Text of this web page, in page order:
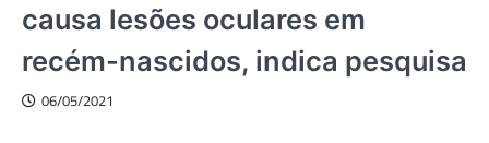
causa lesões oculares em
recém-nascidos, indica pesquisa
06/05/2021